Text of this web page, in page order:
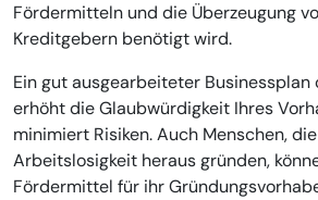
Fördermitteln und die Überzeugung
Kreditgebern benötigt wird.
Ein gut ausgearbeiteter Businessplan
erhöht die Glaubwürdigkeit Ihres
minimiert Risiken. Auch Menschen,
Arbeitslosigkeit heraus gründen,
Fördermittel für ihr